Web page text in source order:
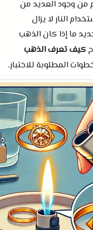
من وجود العديد من
النار لا يزال
ما إذا كان الذهب
كيف تعرف الذهب
المطلوبة للاختبار.